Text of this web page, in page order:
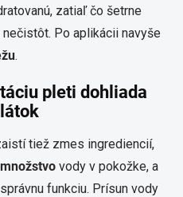
zatiaľ čo šetrne
Po aplikácii navyše
.
pleti dohliada
tiež zmes ingrediencií,
vody v pokožke, a
funkciu. Prísun vody